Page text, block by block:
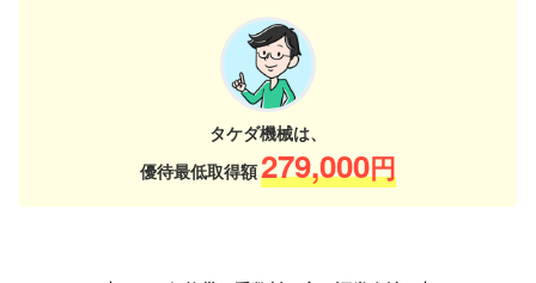
タケダ機械は、
優待最低取得額279,000円